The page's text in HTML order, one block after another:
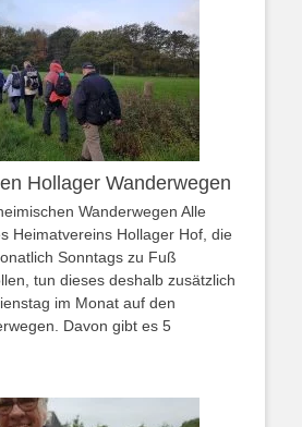
Hollager Wanderwegen
Wanderwegen Alle
Heimatvereins Hollager Hof, die
Sonntags zu Fuß
tun dieses deshalb zusätzlich
im Monat auf den
Davon gibt es 5